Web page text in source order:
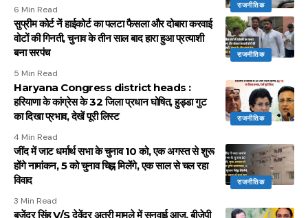
राजनीतिक
6 Min Read
राजनीतिक
सुप्रीम कोर्ट नें हाईकोर्ट का पलटा फैसला और दोबारा करवाई
वोटों की गिनती, चुनाव के तीन साल बाद हारा हुआ प्रत्याशी
बना सरपंच
5 Min Read
राजनीतिक
Haryana Congress district heads :
हरियाणा के कांग्रेस के 32 जिला प्रधान घोषित, हुड्डा गुट
का दिखा प्रभाव, देखें पूरी लिस्ट
4 Min Read
राजनीतिक
जींद में जाट धर्मार्थ सभा के चुनाव 10 को, एक अगस्त से शुरू
होंगे नामांकन, 5 को चुनाव चिह्न मिलेंगे, एक साल से चल रहा
विवाद
3 Min Read
बृजेंद्र सिंह V/S देवेंद्र अत्री मामले में सुनवाई आज, बीजेपी